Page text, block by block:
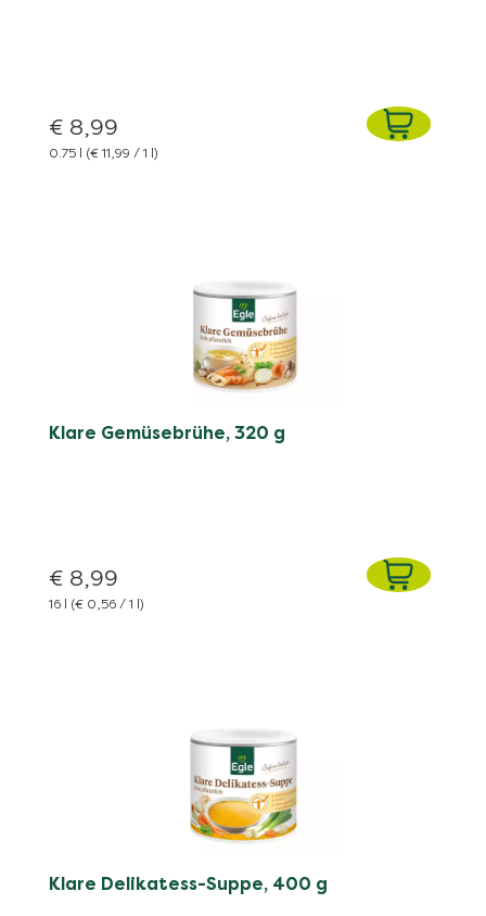
€ 8,99
0.75 l (€ 11,99 / 1 l)
Klare Gemüsebrühe, 320 g
€ 8,99
16 l (€ 0,56 / 1 l)
Klare Delikatess-Suppe, 400 g